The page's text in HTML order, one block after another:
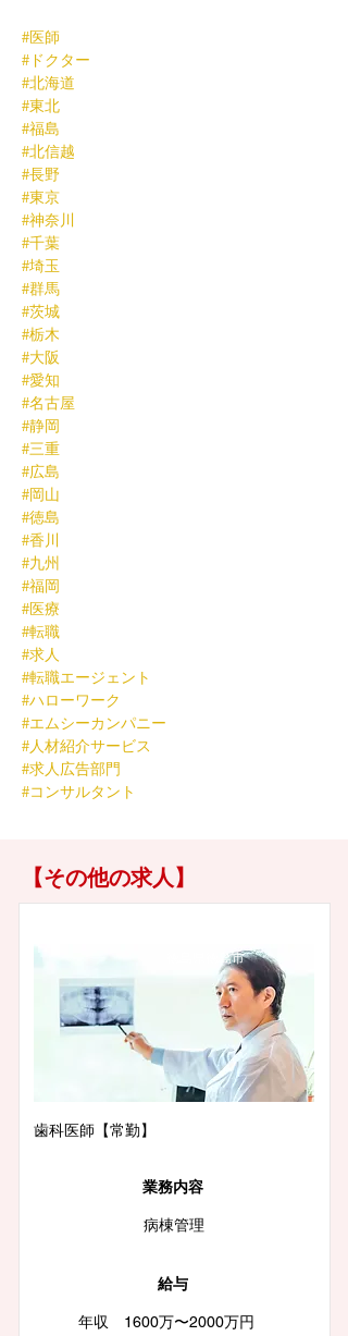
#医師
#ドクター
#北海道
#東北
#福島
#北信越
#長野
#東京
#神奈川
#千葉
#埼玉
#群馬
#茨城
#栃木
#大阪
#愛知
#名古屋
#静岡
#三重
#広島
#岡山
#徳島
#香川
#九州
#福岡
#医療
#転職
#求人
#転職エージェント
#ハローワーク
#エムシーカンパニー
#人材紹介サービス
#求人広告部門
#コンサルタント
【その他の求人】
徳島県徳島市
歯科医師【常勤】
業務内容
病棟管理
給与
年収 1600万〜2000万円